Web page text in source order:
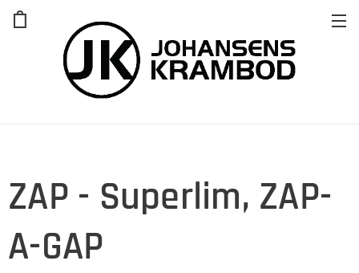
ZAP - Superlim, ZAP-
A-GAP